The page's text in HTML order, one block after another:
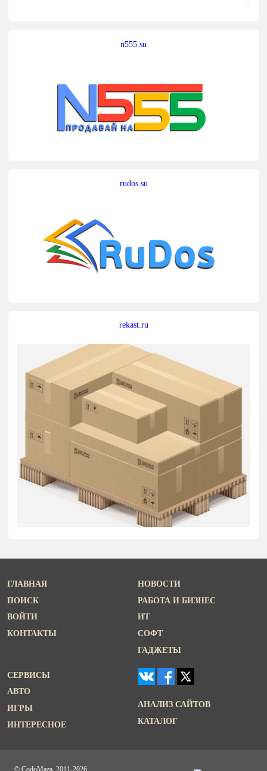
n555.su
rudos.su
rekast.ru
ГЛАВНАЯ
ПОИСК
ВОЙТИ
КОНТАКТЫ
НОВОСТИ
РАБОТА И БИЗНЕС
ИТ
СОФТ
ГАДЖЕТЫ
СЕРВИСЫ
АВТО
ИГРЫ
ИНТЕРЕСНОЕ
АНАЛИЗ САЙТОВ
КАТАЛОГ
© CodoMaza, 2011-2026